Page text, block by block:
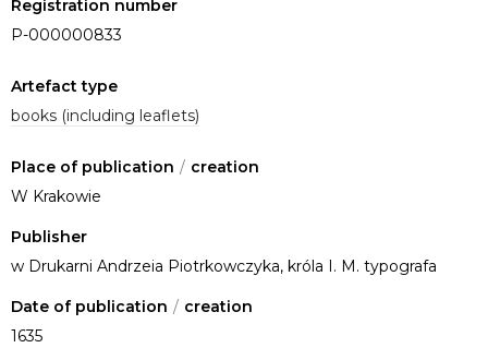
Registration number
P-000000833
Artefact type
books (including leaflets)
Place of publication / creation
W Krakowie
Publisher
w Drukarni Andrzeia Piotrkowczyka, króla I. M. typografa
Date of publication / creation
1635